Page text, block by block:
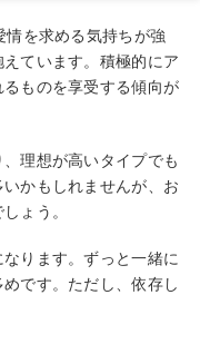
を求める気持ちが強
ています。積極的にア
ものを享受する傾向が
理想が高いタイプでも
かもしれませんが、お
ょう。
ります。ずっと一緒に
です。ただし、依存し